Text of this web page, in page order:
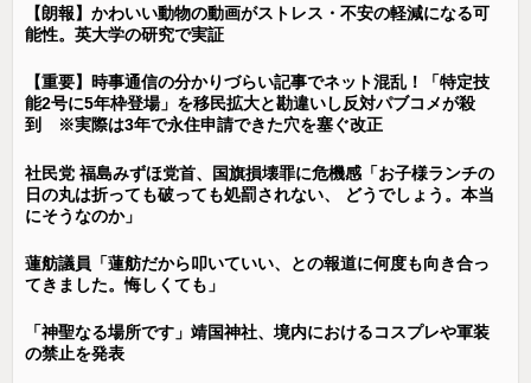
【朗報】かわいい動物の動画がストレス・不安の軽減になる可
能性。英大学の研究で実証
【重要】時事通信の分かりづらい記事でネット混乱！「特定技
能2号に5年枠登場」を移民拡大と勘違いし反対パブコメが殺
到 ※実際は3年で永住申請できた穴を塞ぐ改正
社民党 福島みずほ党首、国旗損壊罪に危機感「お子様ランチの
日の丸は折っても破っても処罰されない、 どうでしょう。本当
にそうなのか」
蓮舫議員「蓮舫だから叩いていい、との報道に何度も向き合っ
てきました。悔しくても」
「神聖なる場所です」靖国神社、境内におけるコスプレや軍装
の禁止を発表